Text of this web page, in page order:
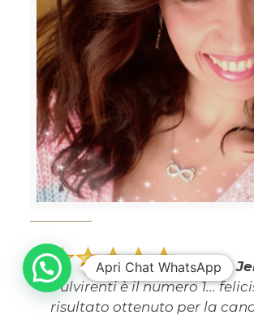
Jessica
Pulvirenti è il numero 1...
risultato ottenuto per la
Apri Chat WhatsApp